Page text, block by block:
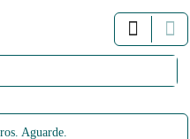
Aguarde.